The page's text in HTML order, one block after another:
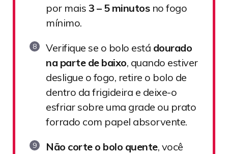
por mais 3 – 5 minutosno fogo
mínimo.
Verifique se o bolo está dourado
na parte de baixo, quando estiver
desligue o fogo, retire o bolo de
dentro da frigideira e deixe-o
esfriar sobre uma grade ou prato
forrado com papel absorvente.
Não corte o bolo quente, você